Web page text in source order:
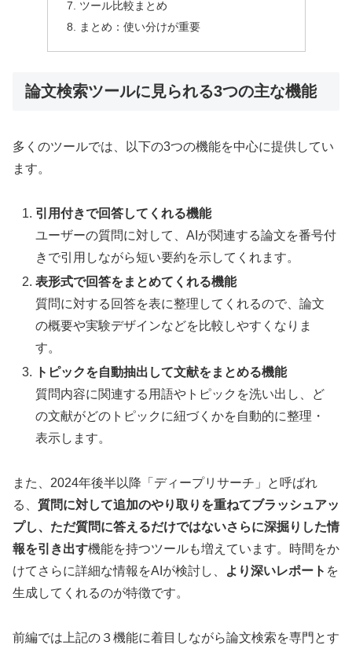
ツール比較まとめ
まとめ：使い分けが重要
論文検索ツールに見られる3つの主な機能
多くのツールでは、以下の3つの機能を中心に提供してい
ます。
引用付きで回答してくれる機能
ユーザーの質問に対して、AIが関連する論文を番号付
きで引用しながら短い要約を示してくれます。
表形式で回答をまとめてくれる機能
質問に対する回答を表に整理してくれるので、論文
の概要や実験デザインなどを比較しやすくなりま
す。
トピックを自動抽出して文献をまとめる機能
質問内容に関連する用語やトピックを洗い出し、ど
の文献がどのトピックに紐づくかを自動的に整理・
表示します。
また、2024年後半以降「ディープリサーチ」と呼ばれ
る、 質問に対して追加のやり取りを重ねてブラッシュアッ
プし、ただ質問に答えるだけではないさらに深掘りした情
報を引き出す機能を持つツールも増えています。時間をか
けてさらに詳細な情報をAIが検討し、
より深いレポート を
生成してくれるのが特徴です。
前編では上記の３機能に着目しながら論文検索を専門とす